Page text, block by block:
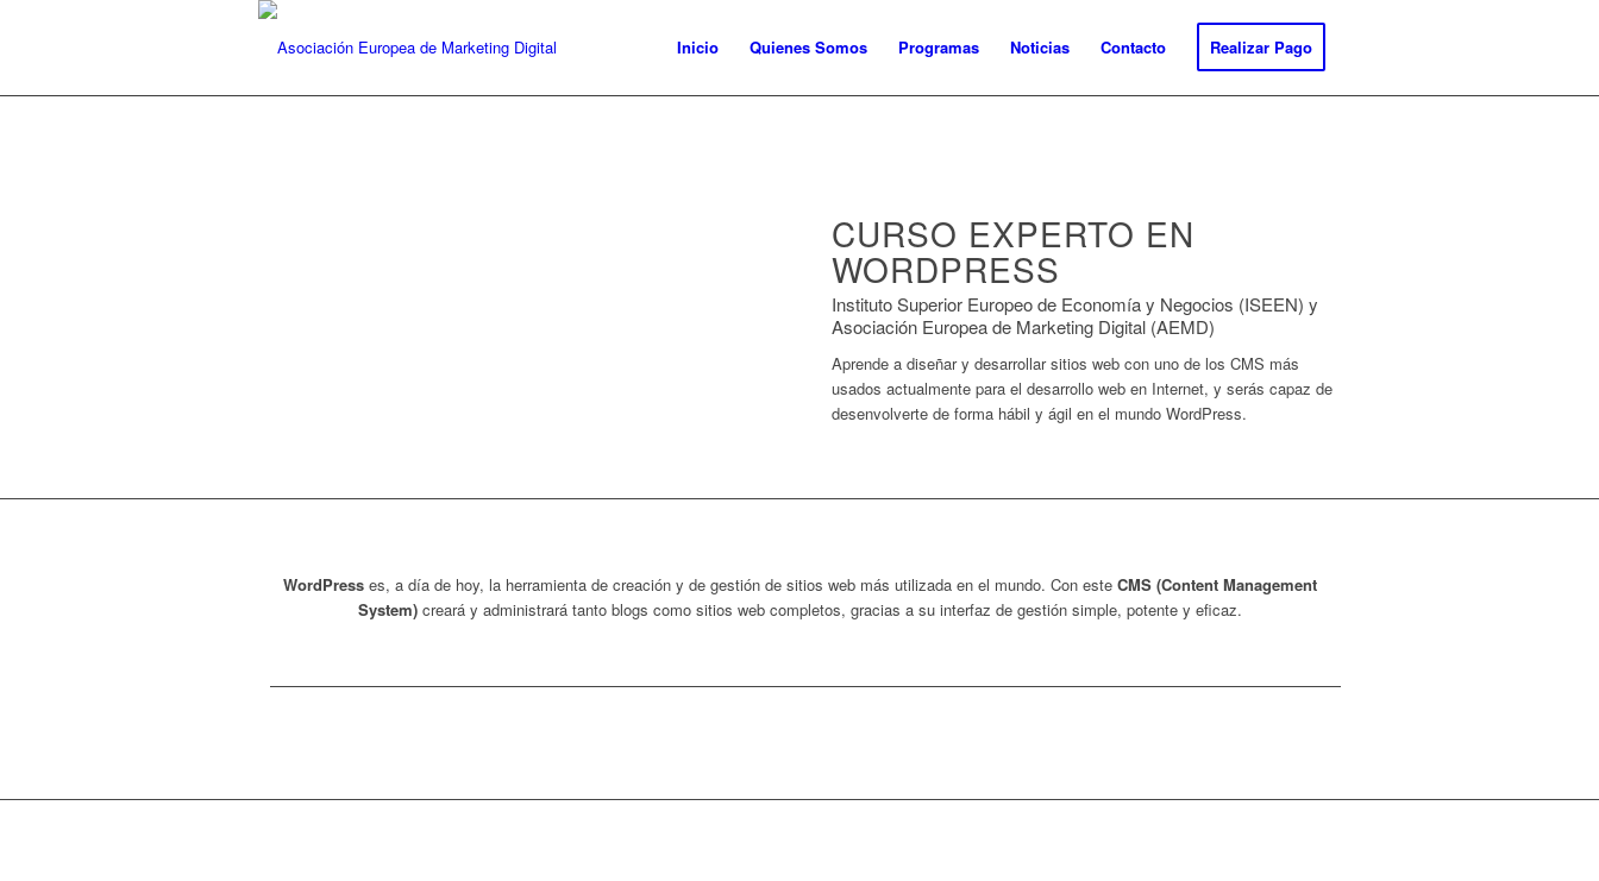
Inicio Quienes Somos Programas Noticias Contacto Realizar Pago
CURSO EXPERTO EN
WORDPRESS
Instituto Superior Europeo de Economía y Negocios (ISEEN) y
Asociación Europea de Marketing Digital (AEMD)
Aprende a diseñar y desarrollar sitios web con uno de los CMS más
usados actualmente para el desarrollo web en Internet, y serás capaz de
desenvolverte de forma hábil y ágil en el mundo WordPress.
WordPresses, a día de hoy, la herramienta de creación y de gestión de sitios web más utilizada en el mundo. Con esteCMS (Content Management
System)creará y administrará tanto blogs como sitios web completos, gracias a su interfaz de gestión simple, potente y eficaz.